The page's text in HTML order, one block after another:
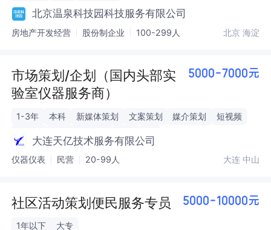
北京温泉科技园科技服务有限公司
房地产开发经营 股份制企业 100-299人 北京 海淀
市场策划/企划（国内头部实
验室仪器服务商）
5000-7000元
1-3年 本科 新媒体策划 文案策划 媒介策划
短视频
大连天亿技术服务有限公司
仪器仪表 民营 20-99人 大连 中山
社区活动策划便民服务专员 5000-10000元
1年以下 大专